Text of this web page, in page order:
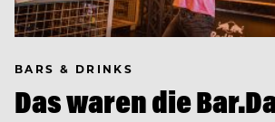
BARS & DRINKS
Das waren die